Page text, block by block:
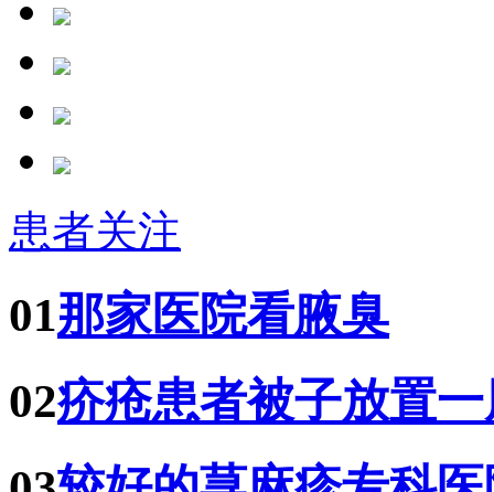
患者关注
01那家医院看腋臭
02疥疮患者被子放置